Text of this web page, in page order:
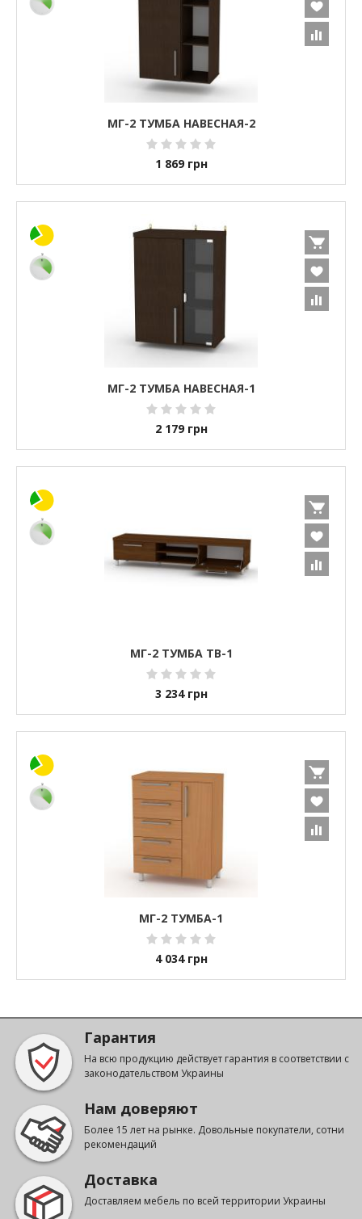
МГ-2 ТУМБА НАВЕСНАЯ-2
1 869 грн
МГ-2 ТУМБА НАВЕСНАЯ-1
2 179 грн
МГ-2 ТУМБА ТВ-1
3 234 грн
МГ-2 ТУМБА-1
4 034 грн
Гарантия
На всю продукцию действует гарантия в соответствии с
законодательством Украины
Нам доверяют
Более 15 лет на рынке. Довольные покупатели, сотни
рекомендаций
Доставка
Доставляем мебель по всей территории Украины